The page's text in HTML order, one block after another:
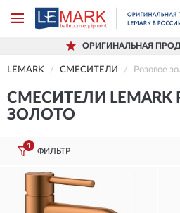
ОРИГИНАЛЬНАЯ
LEMARK СМЕСИТЕЛИ Розовое
СМЕСИТЕЛИ
ЗОЛОТО
1
ФИЛЬТР